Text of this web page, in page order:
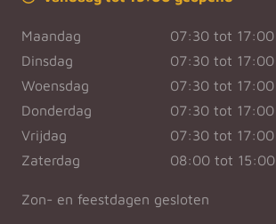
Maandag
07:30 tot 17:00
Dinsdag
07:30 tot 17:00
Woensdag
07:30 tot 17:00
Donderdag
07:30 tot 17:00
Vrijdag
07:30 tot 17:00
Zaterdag
08:00 tot 15:00
Zon- en feestdagen gesloten